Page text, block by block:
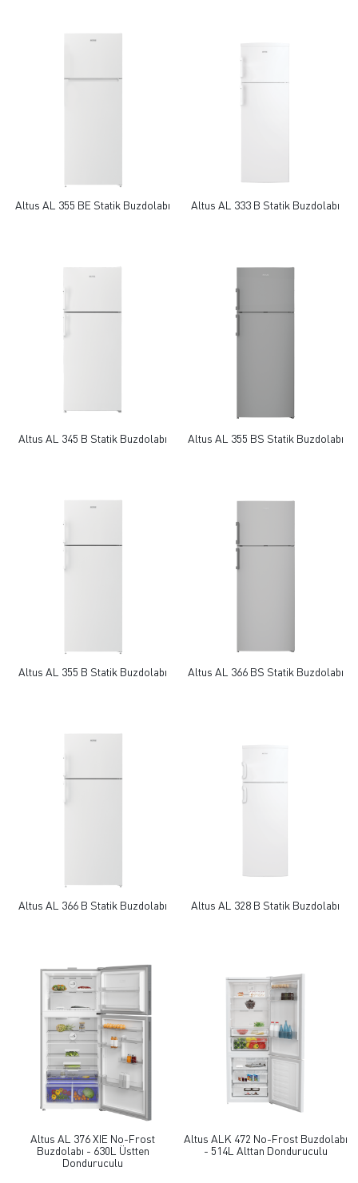
Altus AL 355 BE Statik Buzdolabı Altus AL 333 B Statik Buzdolabı
Altus AL 345 B Statik Buzdolabı Altus AL 355 BS Statik Buzdolabı
Altus AL 355 B Statik Buzdolabı Altus AL 366 BS Statik Buzdolabı
Altus AL 366 B Statik Buzdolabı Altus AL 328 B Statik Buzdolabı
Altus AL 376 XIE No-Frost
Buzdolabı - 630L Üstten
Donduruculu
Altus ALK 472 No-Frost Buzdolabı
- 514L Alttan Donduruculu